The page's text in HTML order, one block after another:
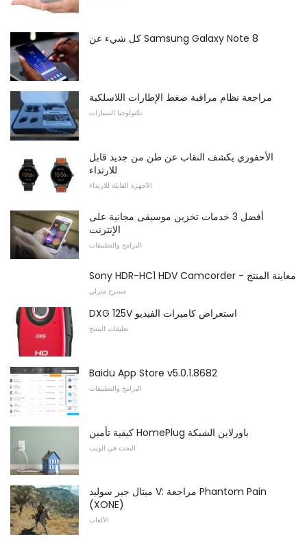
كل شيء عن Samsung Galaxy Note 8
مراجعة نظام مراقبة ضغط الإطارات اللاسلكية
تكنولوجيا السيارات
الأحفوري يكشف النقاب عن طن من جديد قابل
للارتداء
الأجهزة القابلة للارتداء
أفضل 3 خدمات تخزين موسيقى مجانية على
الإنترنت
البرامج والتطبيقات
Sony HDR-HC1 HDV Camcorder - معاينة المنتج
مسرح منزلي
DXG 125V استعراض كاميرات الفيديو
تعليقات المنتج
Baidu App Store v5.0.1.8682
البرامج والتطبيقات
كيفية تأمين HomePlug باورلاين الشبكة
البحث في الويب
ميتال جير سوليد V: مراجعة Phantom Pain
(XONE)
الألعاب